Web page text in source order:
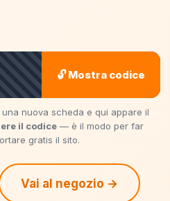
🔓 Mostra codice
nuova scheda e qui appare il
il codice — è il modo per far
gratis il sito.
Vai al negozio →